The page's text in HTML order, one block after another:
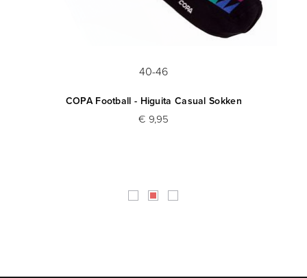
40-46
COPA Football - Higuita Casual Sokken
€ 9,95